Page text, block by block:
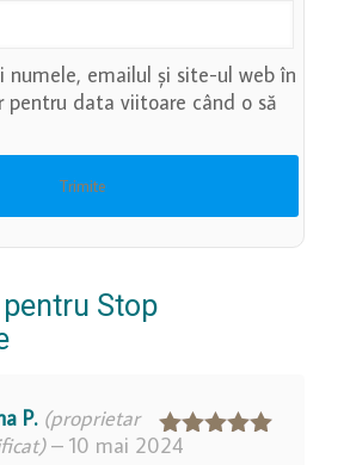
numele, emailul și site-ul web în
pentru data viitoare când o să
Stop
Evaluat la
P. (proprietar
– 10 mai 2024